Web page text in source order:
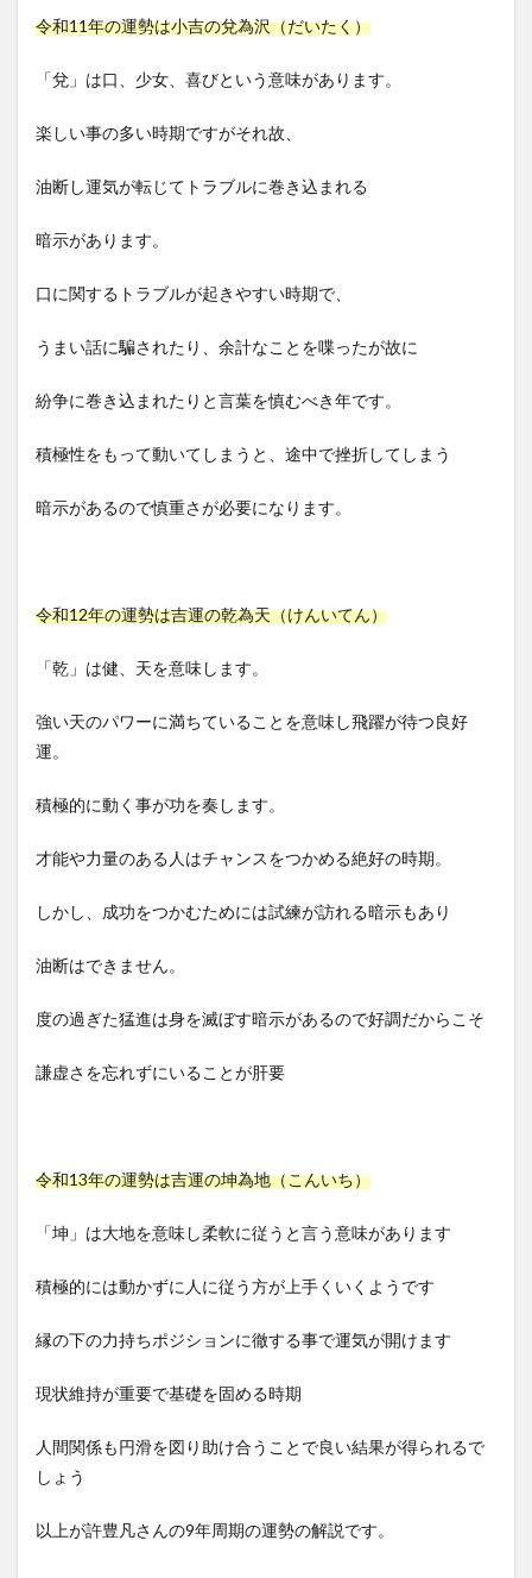
令和11年の運勢は小吉の兌為沢（だいたく）
「兌」は口、少女、喜びという意味があります。
楽しい事の多い時期ですがそれ故、
油断し運気が転じてトラブルに巻き込まれる
暗示があります。
口に関するトラブルが起きやすい時期で、
うまい話に騙されたり、余計なことを喋ったが故に
紛争に巻き込まれたりと言葉を慎むべき年です。
積極性をもって動いてしまうと、途中で挫折してしまう
暗示があるので慎重さが必要になります。
令和12年の運勢は吉運の乾為天（けんいてん）
「乾」は健、天を意味します。
強い天のパワーに満ちていることを意味し飛躍が待つ良好
運。
積極的に動く事が功を奏します。
才能や力量のある人はチャンスをつかめる絶好の時期。
しかし、成功をつかむためには試練が訪れる暗示もあり
油断はできません。
度の過ぎた猛進は身を滅ぼす暗示があるので好調だからこそ
謙虚さを忘れずにいることが肝要
令和13年の運勢は吉運の坤為地（こんいち）
「坤」は大地を意味し柔軟に従うと言う意味があります
積極的には動かずに人に従う方が上手くいくようです
縁の下の力持ちポジションに徹する事で運気が開けます
現状維持が重要で基礎を固める時期
人間関係も円滑を図り助け合うことで良い結果が得られるで
しょう
以上が許豊凡さんの9年周期の運勢の解説です。